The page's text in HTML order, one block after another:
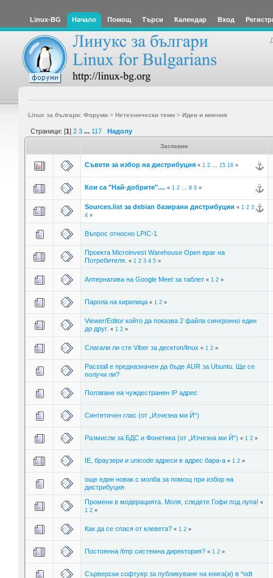
Linux-BG Начало Помощ Търси Календар Вход
Linux за българи: Форуми> Нетехнически теми> Идеи и мнения
Страници: [1] 2 3 ... 117 Надолу
Заглавие
Съвети за избор на дистрибуция « 1 2... 15 16»
Кои са "Най-добрите".... « 1 2... 8 9»
Sources.list за debian базирани дистрибуции « 1 2 3
4»
Въпрос относно LPIC-1
Проекта Microinvest Warehouse Open враг на
Потребителя. « 1 2 3 4 5»
Алтернатива на Google Meet за таблет « 1 2»
Парола на кирилица « 1 2»
Viewer/Editor който да показва 2 файла синхронно един
до друг. « 1 2»
Слагaли ли сте Viber за десктоп/linux « 1 2»
Pacstall е предназначен да бъде AUR за Ubuntu. Ще се
получи ли?
Ползване на чуждестранeн IP адрес
Синтетичен глас (от „Изчезна ми Ѝ“)
Размисли за БДС и Фонетика (от „Изчезна ми Ѝ“) « 1 2»
IE, браузери и unicode адреси в адрес бара-а « 1 2»
още един новак с молба за помощ при избор на
дистрибуция
Промени в модерацията. Моля, следете Гофи под лупа! «
1 2»
Как да се спася от клевета? « 1 2»
Постоянна /tmp системна директория? « 1 2»
Сърверски софтуер за публикуване на книга(и) в *odt